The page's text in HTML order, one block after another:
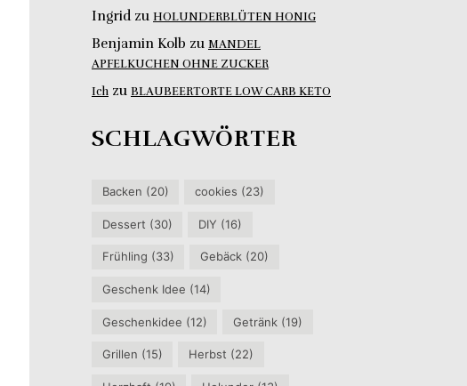
Ingrid zu HOLUNDERBLÜTEN HONIG
Benjamin Kolb zu MANDEL
APFELKUCHEN OHNE ZUCKER
Ich zu BLAUBEERTORTE LOW CARB KETO
SCHLAGWÖRTER
Backen (20) cookies (23)
Dessert (30) DIY (16)
Frühling (33) Gebäck (20)
Geschenk Idee (14)
Geschenkidee (12) Getränk (19)
Grillen (15) Herbst (22)